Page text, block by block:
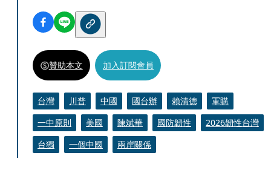
贊助本文 加入訂閱會員
台灣 川普 中國 國台辦 賴清德
軍購
一中原則
美國 陳斌華 國防韌性
2026韌性台灣
台獨
一個中國 兩岸關係